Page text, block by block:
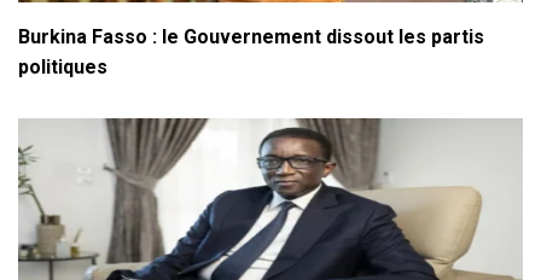
Burkina Fasso : le Gouvernement dissout les partis
politiques